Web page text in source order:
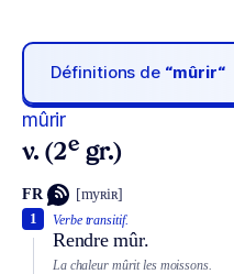
Définitions de “mûrir“
mûrir
v. (2e gr.)
FR [myʀiʀ]
Verbe transitif.
Rendre mûr.
1
La chaleur mûrit les moissons.